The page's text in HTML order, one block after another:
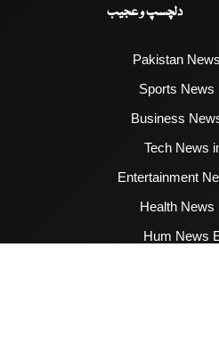
دلچسپ و عجیب
Pakistan
Sports News
Business
Tech News
Entertainment
Health News
Hum News